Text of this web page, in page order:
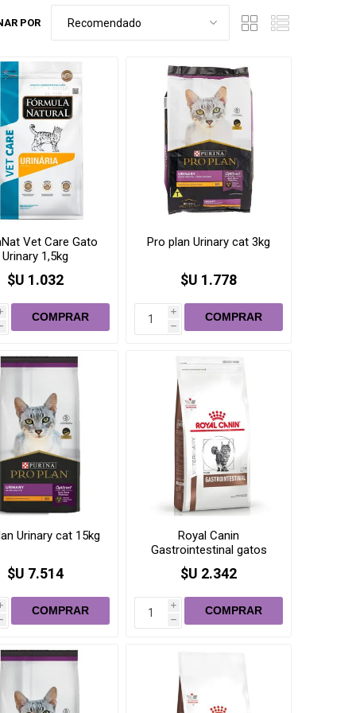
de bolsas
oral
orejas,
Interactivos
Mordedores
Pulgas, garrapatas (Collar,
pipetas, pastilla)
Medicamentos
/ Correas
Educadores
Educadores
Feromonas
(coolar,
Galletitas, bocaditos
POR
Vet Care Gato
Urinary 1,5kg
$U 1.032
Pro plan Urinary cat 3kg
$U 1.778
i
h
Urinary cat 15kg
$U 7.514
Royal Canin
Gastrointestinal gatos
$U 2.342
i
h